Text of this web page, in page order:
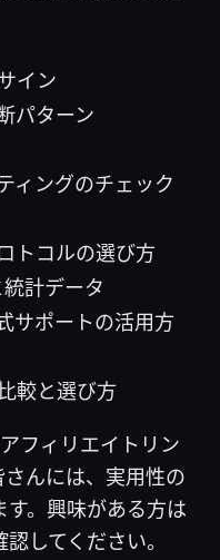
イン
パターン
ィングのチェック
トコルの選び方
計データ
サポートの活用方
較と選び方
フィリエイトリン
んには、実用性の
。興味がある方は
してください。